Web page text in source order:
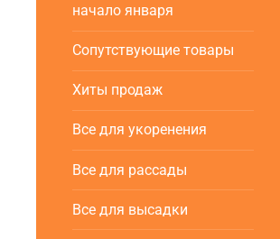
начало января
Сопутствующие товары
Хиты продаж
Все для укоренения
Все для рассады
Все для высадки